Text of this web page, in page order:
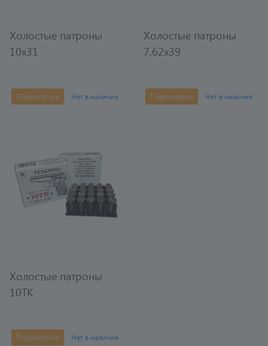
Холостые патроны
10х31
Подписаться Нет в наличии
Холостые патроны
7,62х39
Подписаться Нет в наличии
Холостые патроны
10ТК
Подписаться Нет в наличии